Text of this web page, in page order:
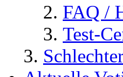
FAQ /
Test-